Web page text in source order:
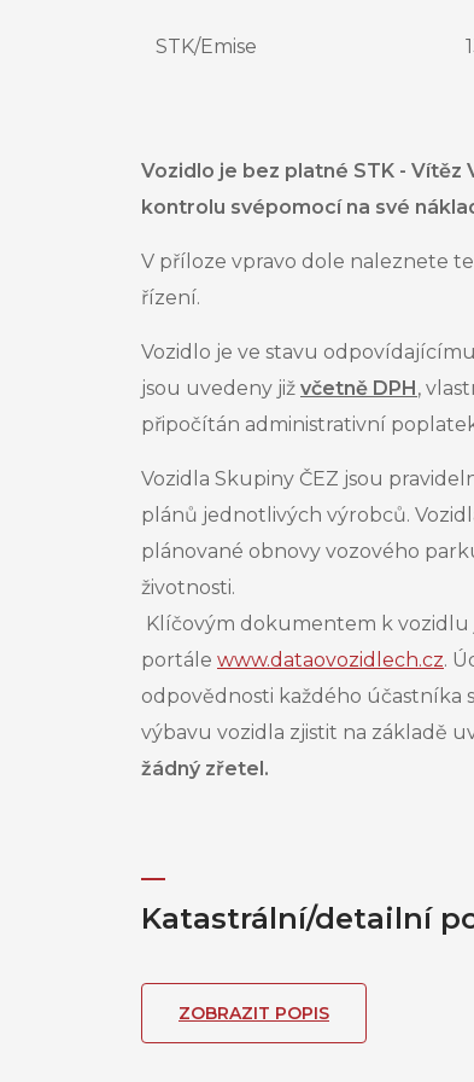
STK/Emise
Vozidlo je bez platné STK -
kontrolu svépomocí na své
V příloze vpravo dole naleznete
řízení.
Vozidlo je ve stavu
jsou uvedeny již včetně DPH ,
připočítán administrativní
Vozidla Skupiny ČEZ jsou
plánů jednotlivých výrobců.
plánované obnovy vozového
životnosti.
Klíčovým dokumentem k
portále www.dataovozidlech.cz.
odpovědnosti každého účastníka
výbavu vozidla zjistit na základě
žádný zřetel.
Katastrální/detailní
ZOBRAZIT POPIS